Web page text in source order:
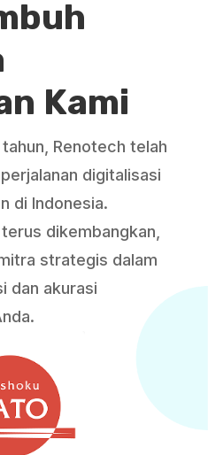
Kami
Renotech telah
digitalisasi
di Indonesia.
dikembangkan,
strategis dalam
dan akurasi